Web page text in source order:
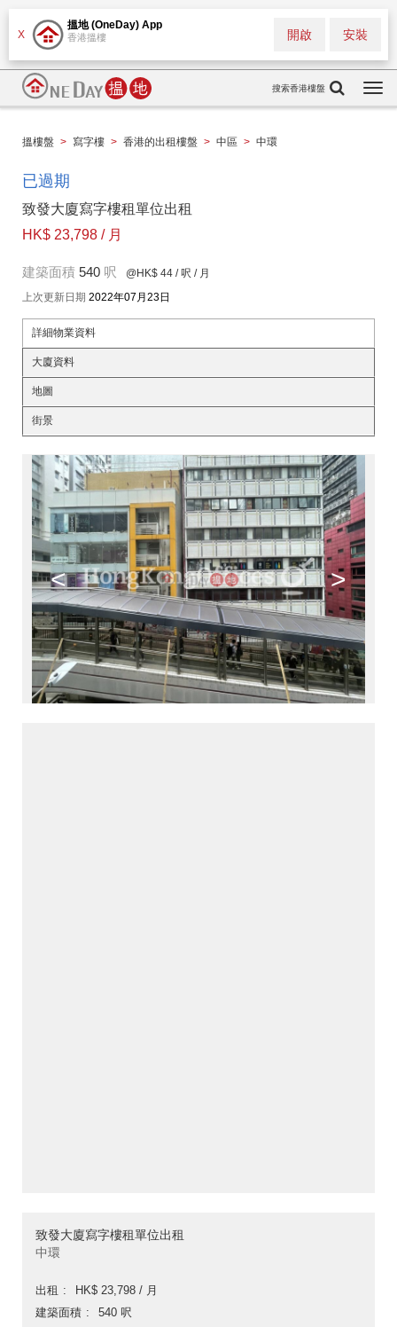
X
搵地 (OneDay) App
香港搵樓 安裝
開啟
搜索香港樓盤
搵樓盤 > 寫字樓 > 香港的出租樓盤 > 中區 > 中環
已過期
致發大廈寫字樓租單位出租
HK$ 23,798 / 月
建築面積 540 呎 @HK$ 44 / 呎 / 月
上次更新日期 2022年07月23日
詳細物業資料
大廈資料
地圖
街景
< >
致發大廈寫字樓租單位出租
中環
出租
HK$ 23,798 / 月
建築面積
540 呎